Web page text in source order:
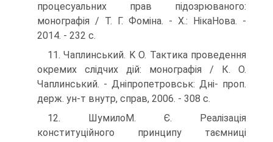
процесуальних прав підо­зрюваного:
монографія / Т. Г. Фоміна. - X.: НікаНова. -
2014. - 232 с.
11. Чаплинський. K О. Тактика проведення
окремих слідчих дій: монографія / К. О.
Чаплинський. - Дніпропетровськ: Дні- проп.
держ. ун-т внутр, справ, 2006. - 308 с.
12. ШумилоМ. Є. Реалізація
конституційного принципу таємниці